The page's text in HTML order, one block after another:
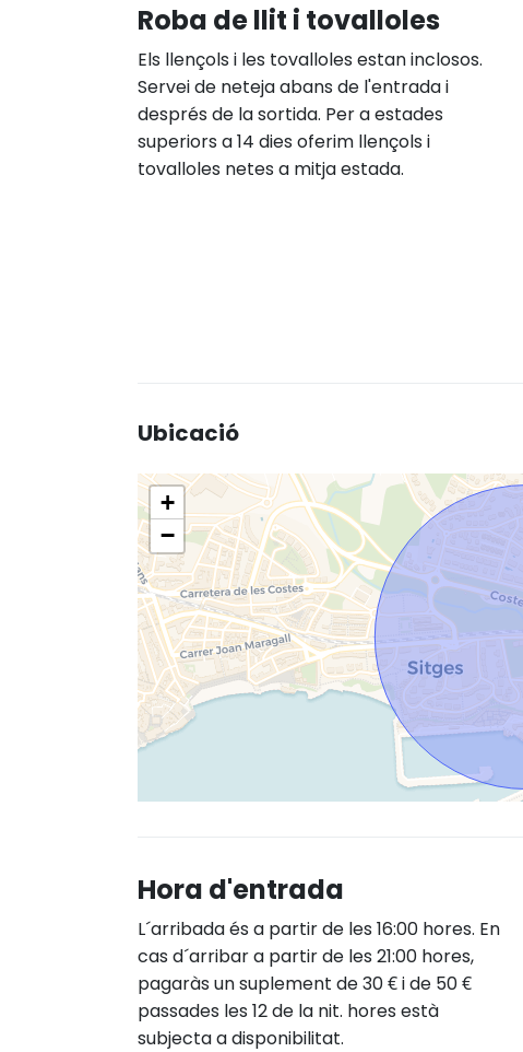
Roba de llit i tovalloles
Els llençols i les tovalloles estan inclosos.
Servei de neteja abans de l'entrada i
després de la sortida. Per a estades
superiors a 14 dies oferim llençols i
tovalloles netes a mitja estada.
Ubicació
+
−
Hora d'entrada
L´arribada és a partir de les 16:00 hores. En
cas d´arribar a partir de les 21:00 hores,
pagaràs un suplement de 30 € i de 50 €
passades les 12 de la nit. hores està
subjecta a disponibilitat.